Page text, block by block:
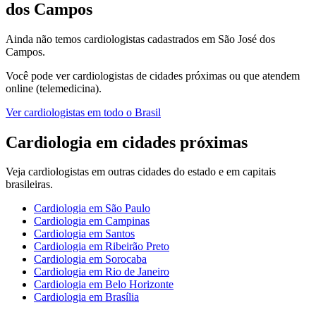
dos Campos
Ainda não temos cardiologistas cadastrados em São José dos
Campos.
Você pode vercardiologistas de cidades próximas ou que atendem
online (telemedicina).
Vercardiologistas em todo o Brasil
Cardiologia em cidades próximas
Veja cardiologistas em outras cidades do estado e em capitais
brasileiras.
Cardiologia em São Paulo
Cardiologia em Campinas
Cardiologia em Santos
Cardiologia em Ribeirão Preto
Cardiologia em Sorocaba
Cardiologia em Rio de Janeiro
Cardiologia em Belo Horizonte
Cardiologia em Brasília